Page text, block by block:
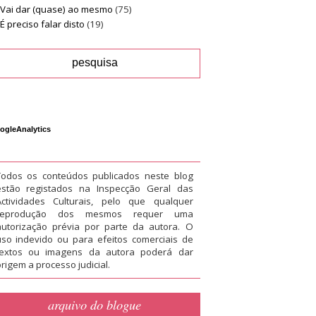
Vai dar (quase) ao mesmo (75)
É preciso falar disto (19)
os conteúdos publicados neste blog
registados na Inspecção Geral das
Culturais, pelo que qualquer
dos mesmos requer uma
prévia por parte da autora. O
indevido ou para efeitos comerciais de
ou imagens da autora poderá dar
a processo judicial.
arquivo do blogue